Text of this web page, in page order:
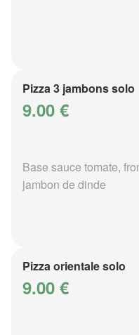
Pizza 3 jambons solo
9.00 €
Base sauce tomate,
jambon de dinde
Pizza orientale solo
9.00 €